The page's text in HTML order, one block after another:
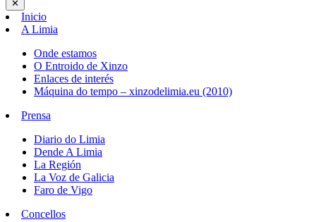
✕
Inicio
A Limia
Onde estamos
O Entroido de Xinzo
Enlaces de interés
Máquina do tempo – xinzodelimia.eu (2010)
Prensa
Diario do Limia
Dende A Limia
La Región
La Voz de Galicia
Faro de Vigo
Concellos